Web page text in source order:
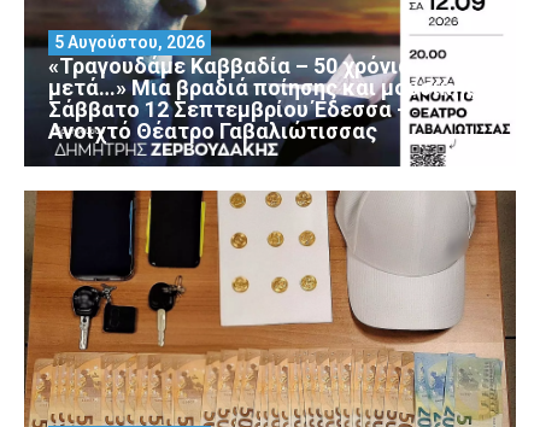
«Τραγουδάμε Καββαδία – 50 χρόνια
μετά…» Μια βραδιά ποίησης και μουσικής
Σάββατο 12 Σεπτεμβρίου Έδεσσα –
Ανοιχτό Θέατρο Γαβαλιώτισσας
5 Αυγούστου, 2026